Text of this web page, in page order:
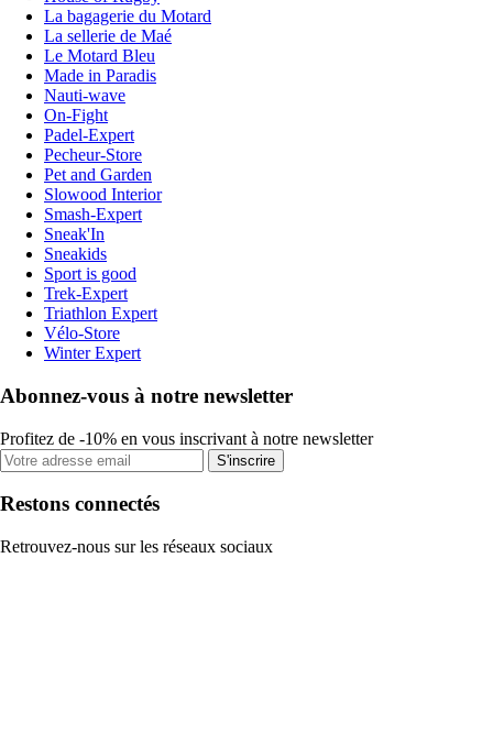
La bagagerie du Motard
La sellerie de Maé
Le Motard Bleu
Made in Paradis
Nauti-wave
On-Fight
Padel-Expert
Pecheur-Store
Pet and Garden
Slowood Interior
Smash-Expert
Sneak'In
Sneakids
Sport is good
Trek-Expert
Triathlon Expert
Vélo-Store
Winter Expert
Abonnez-vous à notre newsletter
Profitez de -10% en vous inscrivant à notre newsletter
S'inscrire
Restons connectés
Retrouvez-nous sur les réseaux sociaux